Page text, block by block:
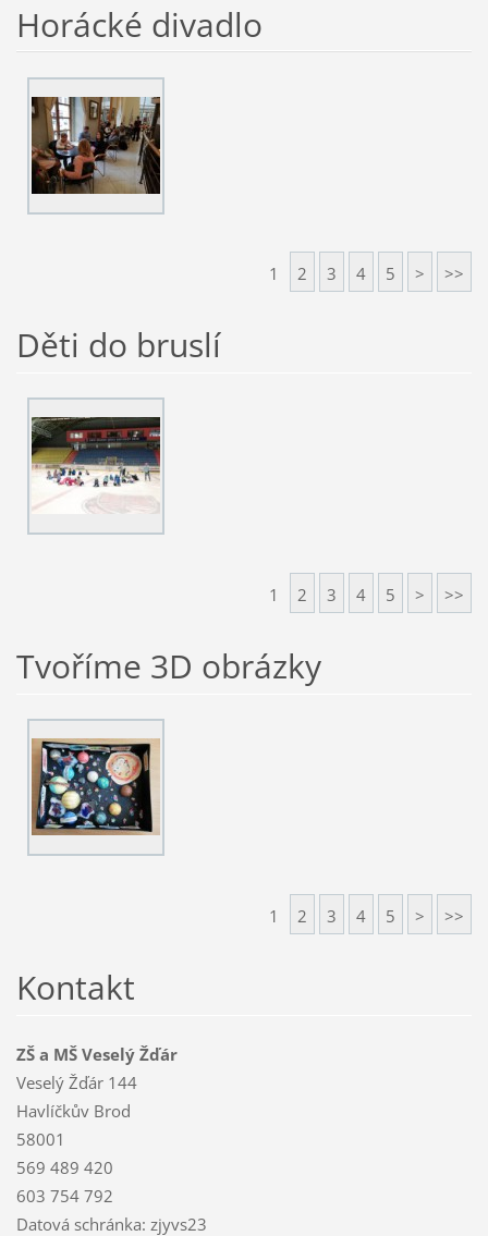
Horácké divadlo
1 2 3 4 5 > >>
Děti do bruslí
1 2 3 4 5 > >>
Tvoříme 3D obrázky
1 2 3 4 5 > >>
Kontakt
ZŠ a MŠ Veselý Žďár
Veselý Žďár 144
Havlíčkův Brod
58001
569 489 420
603 754 792
Datová schránka: zjyvs23